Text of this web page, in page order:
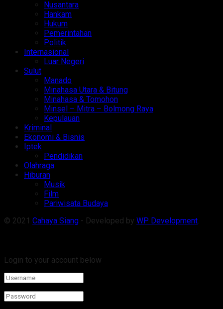
Nusantara
Hankam
Hukum
Pemerintahan
Politik
Internasional
Luar Negeri
Sulut
Manado
Minahasa Utara & Bitung
Minahasa & Tomohon
Minsel – Mitra – Bolmong Raya
Kepulauan
Kriminal
Ekonomi & Bisnis
Iptek
Pendidikan
Olahraga
Hiburan
Musik
Film
Pariwisata Budaya
© 2021 Cahaya Siang - Developed by WP Development.
Login to your account below